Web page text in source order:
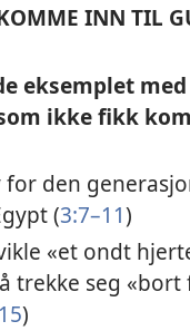
INN TIL
eksemplet
ikke fikk
for den
(3:7–11)
«et ondt
trekke seg «bort
)